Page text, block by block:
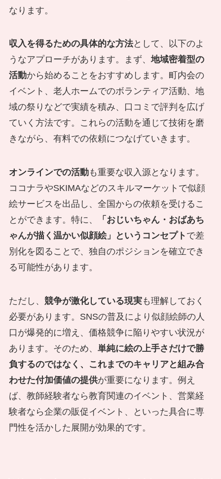
なります。
収入を得るための具体的な方法として、以下のよ
うなアプローチがあります。まず、地域密着型の
活動から始めることをおすすめします。町内会の
イベント、老人ホームでのボランティア活動、地
域の祭りなどで実績を積み、口コミで評判を広げ
ていく方法です。これらの活動を通じて技術を磨
きながら、有料での依頼につなげていきます。
オンラインでの活動も重要な収入源となります。
ココナラやSKIMAなどのスキルマーケットで似顔
絵サービスを出品し、全国からの依頼を受けるこ
とができます。特に、
「おじいちゃん・おばあち
ゃんが描く温かい似顔絵」というコンセプト で差
別化を図ることで、独自のポジションを確立でき
る可能性があります。
ただし、 競争が激化している現実も理解しておく
必要があります。SNSの普及により似顔絵師の人
口が爆発的に増え、価格競争に陥りやすい状況が
あります。そのため、 単純に絵の上手さだけで勝
負するのではなく、これまでのキャリアと組み合
わせた付加価値の提供が重要になります。例え
ば、教師経験者なら教育関連のイベント、営業経
験者なら企業の販促イベント、といった具合に専
門性を活かした展開が効果的です。